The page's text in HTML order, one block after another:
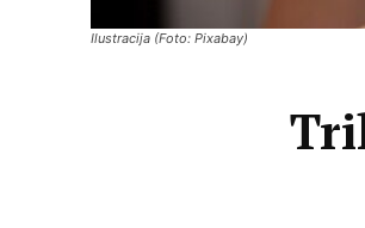
Ilustracija (Foto: Pixabay)